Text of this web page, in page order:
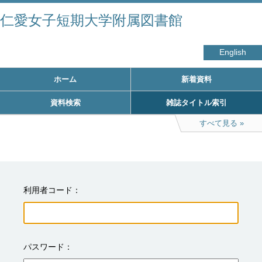
仁愛女子短期大学附属図書館
English
ホーム 新着資料
資料検索 雑誌タイトル索引
すべて見る
利用者コード
パスワード